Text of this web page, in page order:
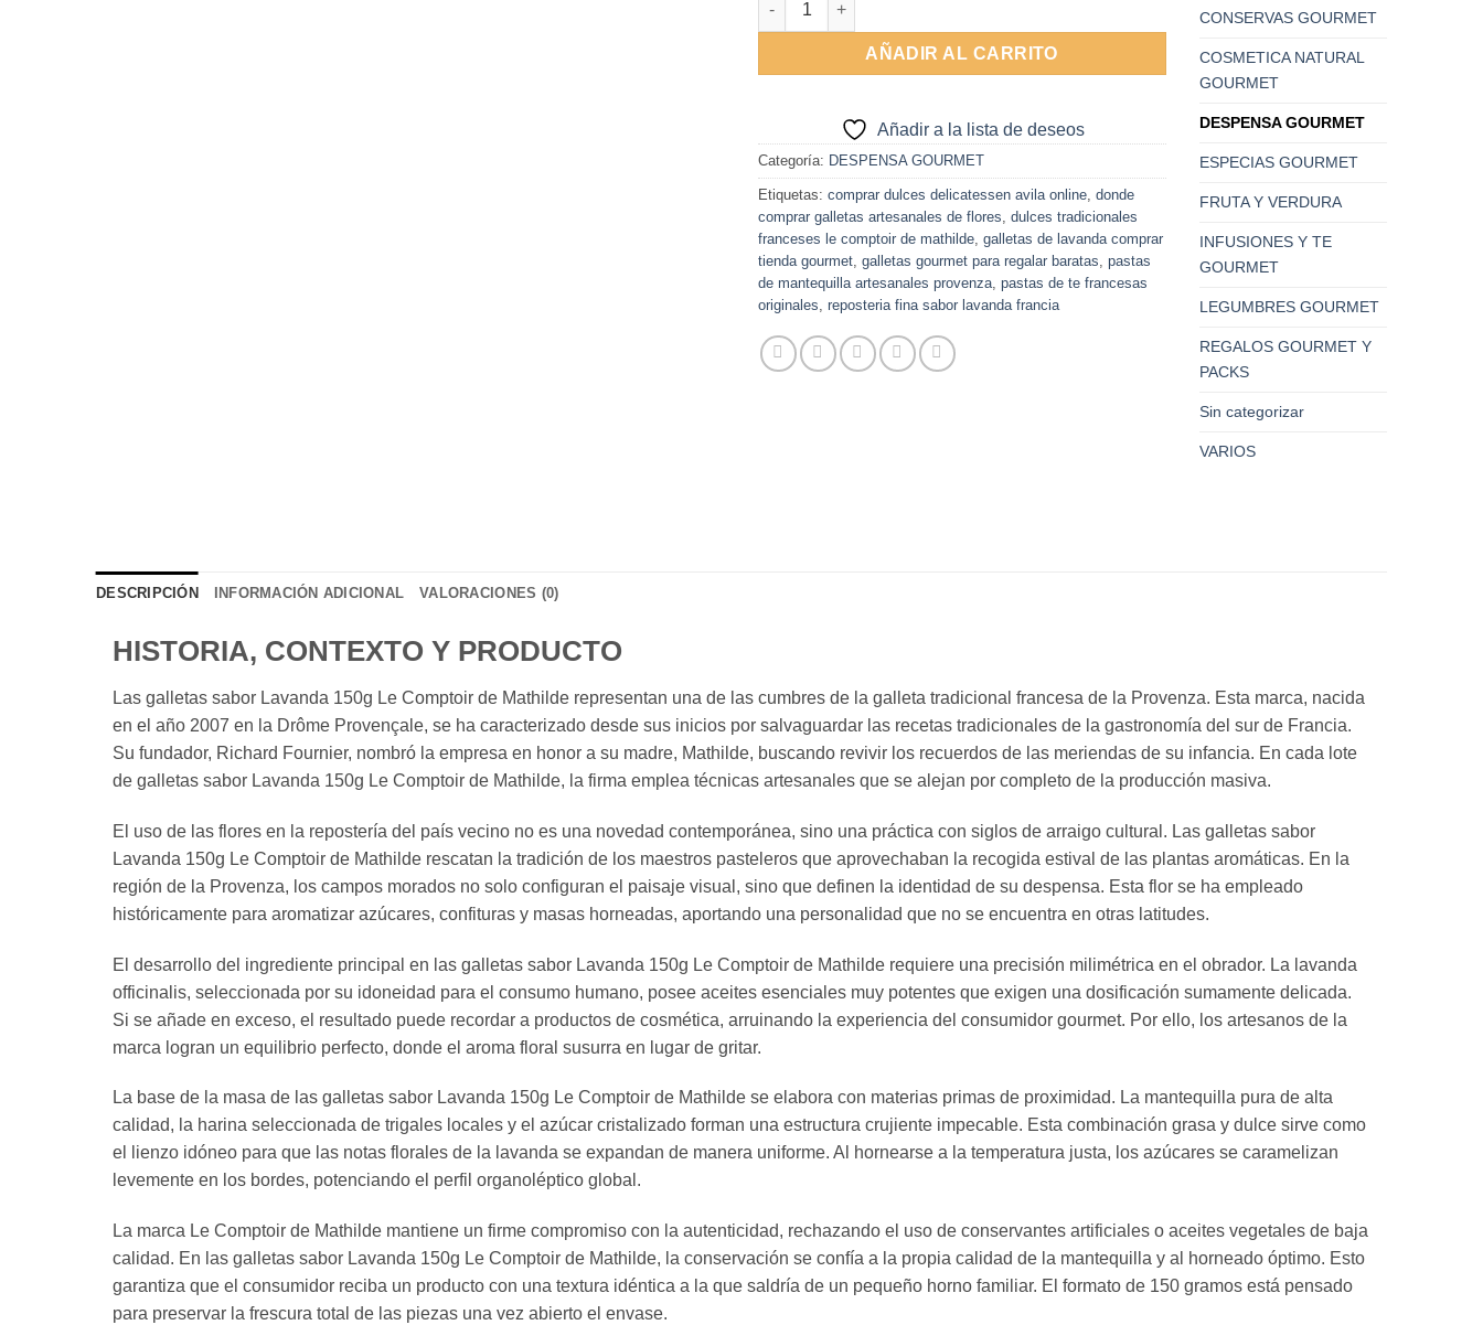
AÑADIR AL CARRITO
Añadir a la lista de deseos
Categoría: DESPENSA GOURMET
Etiquetas: comprar dulces delicatessen avila online donde
comprar galletas artesanales de flores dulces tradicionales
franceses le comptoir de mathilde galletas de lavanda comprar
tienda gourmet galletas gourmet para regalar baratas pastas
de mantequilla artesanales provenza pastas de te francesas
originales reposteria fina sabor lavanda francia
CONSERVAS GOURMET
COSMETICA NATURAL
GOURMET
DESPENSA GOURMET
ESPECIAS GOURMET
FRUTA Y VERDURA
INFUSIONES Y TE
GOURMET
LEGUMBRES GOURMET
REGALOS GOURMET Y
PACKS
Sin categorizar
VARIOS
DESCRIPCIÓN INFORMACIÓN ADICIONAL VALORACIONES (0)
HISTORIA, CONTEXTO Y PRODUCTO
Las galletas sabor Lavanda 150g Le Comptoir de Mathilde representan una de las cumbres de la galleta tradicional francesa de la Provenza. Esta marca, nacida
en el año 2007 en la Drôme Provençale, se ha caracterizado desde sus inicios por salvaguardar las recetas tradicionales de la gastronomía del sur de Francia.
Su fundador, Richard Fournier, nombró la empresa en honor a su madre, Mathilde, buscando revivir los recuerdos de las meriendas de su infancia. En cada lote
de galletas sabor Lavanda 150g Le Comptoir de Mathilde, la firma emplea técnicas artesanales que se alejan por completo de la producción masiva.
El uso de las flores en la repostería del país vecino no es una novedad contemporánea, sino una práctica con siglos de arraigo cultural. Las galletas sabor
Lavanda 150g Le Comptoir de Mathilde rescatan la tradición de los maestros pasteleros que aprovechaban la recogida estival de las plantas aromáticas. En la
región de la Provenza, los campos morados no solo configuran el paisaje visual, sino que definen la identidad de su despensa. Esta flor se ha empleado
históricamente para aromatizar azúcares, confituras y masas horneadas, aportando una personalidad que no se encuentra en otras latitudes.
El desarrollo del ingrediente principal en las galletas sabor Lavanda 150g Le Comptoir de Mathilde requiere una precisión milimétrica en el obrador. La lavanda
officinalis, seleccionada por su idoneidad para el consumo humano, posee aceites esenciales muy potentes que exigen una dosificación sumamente delicada.
Si se añade en exceso, el resultado puede recordar a productos de cosmética, arruinando la experiencia del consumidor gourmet. Por ello, los artesanos de la
marca logran un equilibrio perfecto, donde el aroma floral susurra en lugar de gritar.
La base de la masa de las galletas sabor Lavanda 150g Le Comptoir de Mathilde se elabora con materias primas de proximidad. La mantequilla pura de alta
calidad, la harina seleccionada de trigales locales y el azúcar cristalizado forman una estructura crujiente impecable. Esta combinación grasa y dulce sirve como
el lienzo idóneo para que las notas florales de la lavanda se expandan de manera uniforme. Al hornearse a la temperatura justa, los azúcares se caramelizan
levemente en los bordes, potenciando el perfil organoléptico global.
La marca Le Comptoir de Mathilde mantiene un firme compromiso con la autenticidad, rechazando el uso de conservantes artificiales o aceites vegetales de baja
calidad. En las galletas sabor Lavanda 150g Le Comptoir de Mathilde, la conservación se confía a la propia calidad de la mantequilla y al horneado óptimo. Esto
garantiza que el consumidor reciba un producto con una textura idéntica a la que saldría de un pequeño horno familiar. El formato de 150 gramos está pensado
para preservar la frescura total de las piezas una vez abierto el envase.